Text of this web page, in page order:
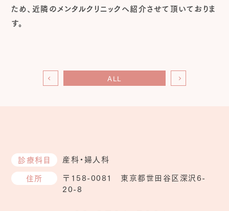
ため、近隣のメンタルクリニックへ紹介させて頂いておりま
す。
ALL
診療科目
産科・婦人科
住所
〒158-0081 東京都世田谷区深沢6-
20-8